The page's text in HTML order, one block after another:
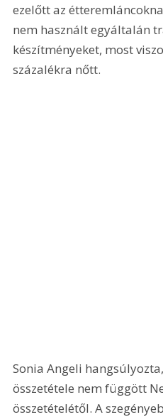
ezelőtt az
nem használt egyáltalán
készítményeket, most
százalékra nőtt.
Sonia Angeli
összetétele nem függött
összetételétől. A